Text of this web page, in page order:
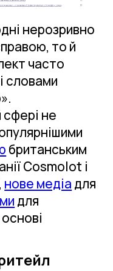
нерозривно
то й
часто
словами
сфері не
британським
Cosmolot і
нове медіа для
для